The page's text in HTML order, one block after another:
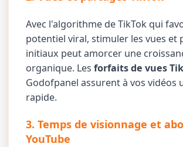
Avec l'algorithme de TikTok qui
potentiel viral, stimuler les vues et
initiaux peut amorcer une
organique. Lesforfaits de vues
Godofpanel assurent à vos vidéos
rapide.
3. Temps de visionnage et
YouTube